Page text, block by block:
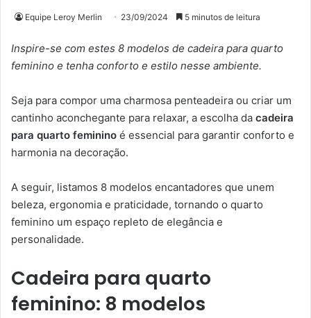
Equipe Leroy Merlin 23/09/2024 5 minutos de leitura
Inspire-se com estes 8 modelos de cadeira para quarto
feminino e tenha conforto e estilo nesse ambiente.
Seja para compor uma charmosa penteadeira ou criar um
cantinho aconchegante para relaxar, a escolha da cadeira
para quarto feminino é essencial para garantir conforto e
harmonia na decoração.
A seguir, listamos 8 modelos encantadores que unem
beleza, ergonomia e praticidade, tornando o quarto
feminino um espaço repleto de elegância e
personalidade.
Cadeira para quarto
feminino: 8 modelos